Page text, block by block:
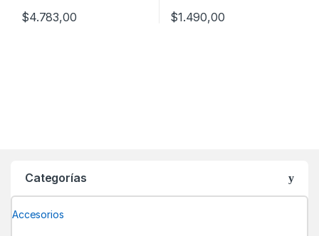
$4.783,00 $1.490,00
Categorías
Accesorios